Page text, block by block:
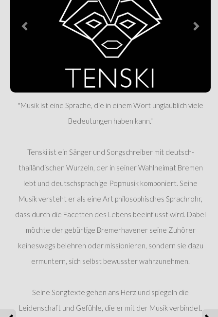
"Musik ist eine Sprache, die in einem Wort unglaublich viele
Bedeutungen haben kann."
Tenski ist ein Sänger und Songschreiber mit deutsch-
thailändischen Wurzeln, der in seiner Wahlheimat Bremen
lebt und deutschsprachige Popmusik komponiert. Seine
Musik versteht er als eine Art philosophisches Sprachrohr,
dass durch die Facetten des Lebens beeinflusst wird. Dabei
möchte der gebürtige Bremerhavener seine Zuhörer
keineswegs belehren oder missionieren, sondern sie dazu
ermuntern, sich selbst bewusster wahrzunehmen.
Seine Songtexte gehen ans Herz und spiegeln die
Leidenschaft und Gefühle, die er mit der Musik verbindet.